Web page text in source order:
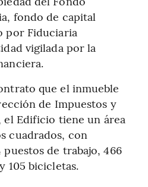
fondo de capital
por Fiduciaria
vigilada por la
que el inmueble
de Impuestos y
el Edificio tiene un área
cuadrados, con
puestos de trabajo, 466
105 bicicletas.